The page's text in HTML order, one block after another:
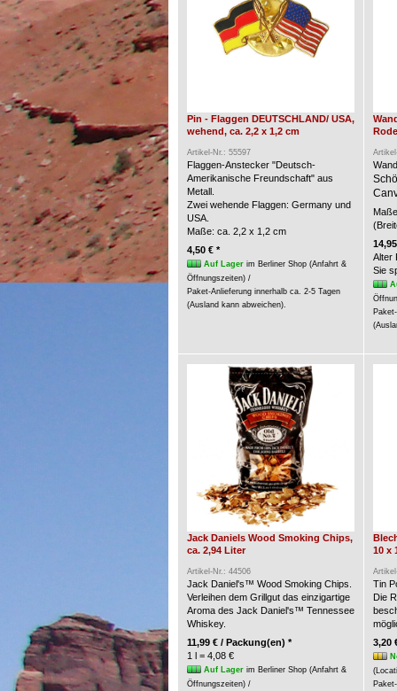
Pin - Flaggen DEUTSCHLAND/ USA,
wehend, ca. 2,2 x 1,2 cm
Artikel-Nr.: 55597
Flaggen-Anstecker "Deutsch-
Amerikanische Freundschaft" aus
Metall.
Zwei wehende Flaggen: Germany und
USA.
Maße: ca. 2,2 x 1,2 cm
4,50 € *
Auf Lagerim Berliner Shop (Anfahrt &
Öffnungszeiten) /
Paket-Anlieferung innerhalb ca. 2-5 Tagen
(Ausland kann abweichen).
Alter
Sie
Jack Daniels Wood Smoking Chips,
ca. 2,94 Liter
Artikel-Nr.: 44506
Jack Daniel's™ Wood Smoking Chips.
Verleihen dem Grillgut das einzigartige
Aroma des Jack Daniel's™ Tennessee
Whiskey.
11,99 € / Packung(en) *
1 l = 4,08 €
Auf Lagerim Berliner Shop (Anfahrt &
Öffnungszeiten) /
10 x
Tin
Die
3,20